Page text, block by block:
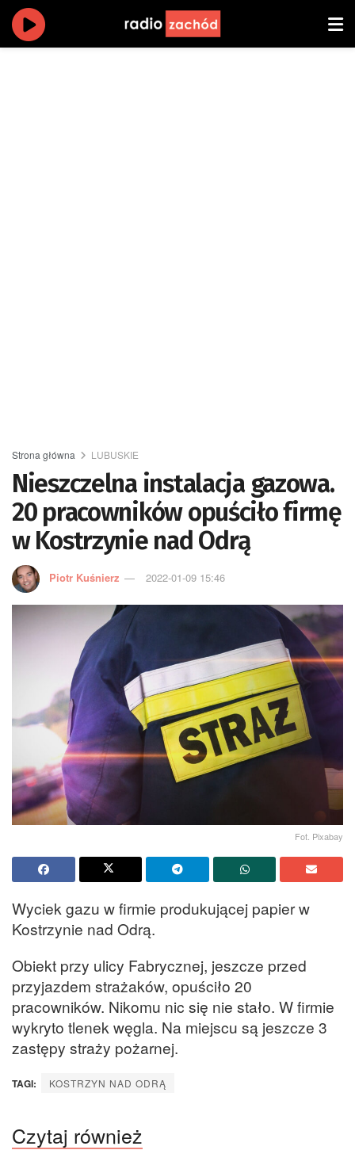
Strona główna LUBUSKIE
Nieszczelna instalacja gazowa.
20 pracowników opuściło firmę
w Kostrzynie nad Odrą
Piotr Kuśnierz 2022-01-09 15:46
Fot. Pixabay
Wyciek gazu w firmie produkującej papier w
Kostrzynie nad Odrą.
Obiekt przy ulicy Fabrycznej, jeszcze przed
przyjazdem strażaków, opuściło 20
pracowników. Nikomu nic się nie stało. W firmie
wykryto tlenek węgla. Na miejscu są jeszcze 3
zastępy straży pożarnej.
TAGI: KOSTRZYN NAD ODRĄ
Czytaj również